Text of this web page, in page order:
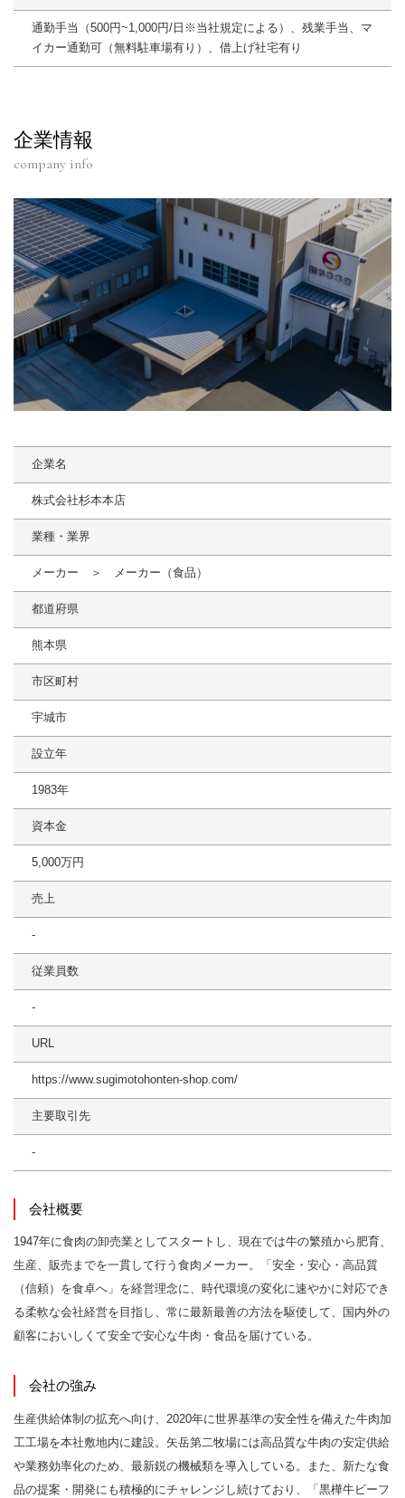
通勤手当（500円~1,000円/日※当社規定による）、残業手当、マ
イカー通勤可（無料駐車場有り）、借上げ社宅有り
企業情報
company info
企業名
株式会社杉本本店
業種・業界
メーカー ＞ メーカー（食品）
都道府県
熊本県
市区町村
宇城市
設立年
1983年
資本金
5,000万円
売上
-
従業員数
-
URL
https://www.sugimotohonten-shop.com/
主要取引先
-
会社概要
1947年に食肉の卸売業としてスタートし、現在では牛の繁殖から肥育、
生産、販売までを一貫して行う食肉メーカー。「安全・安心・高品質
（信頼）を食卓へ」を経営理念に、時代環境の変化に速やかに対応でき
る柔軟な会社経営を目指し、常に最新最善の方法を駆使して、国内外の
顧客においしくて安全で安心な牛肉・食品を届けている。
会社の強み
生産供給体制の拡充へ向け、2020年に世界基準の安全性を備えた牛肉加
工工場を本社敷地内に建設。矢岳第二牧場には高品質な牛肉の安定供給
や業務効率化のため、最新鋭の機械類を導入している。また、新たな食
品の提案・開発にも積極的にチャレンジし続けており、「黒樺牛ビーフ